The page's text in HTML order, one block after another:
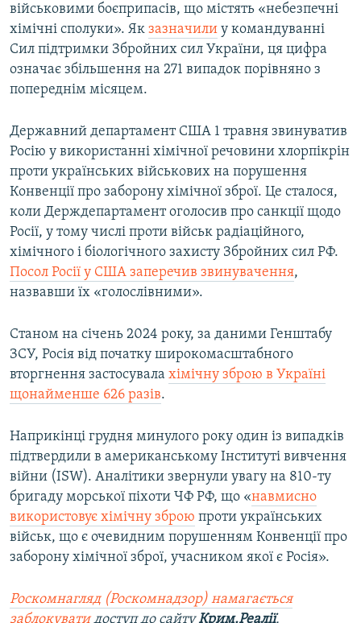
військовими боєприпасів, що містять «небезпечні
хімічні сполуки». Як зазначили у командуванні
Сил підтримки Збройних сил України, ця цифра
означає збільшення на 271 випадок порівняно з
попереднім місяцем.
Державний департамент США 1 травня звинуватив
Росію у використанні хімічної речовини хлорпікрін
проти українських військових на порушення
Конвенції про заборону хімічної зброї. Це сталося,
коли Держдепартамент оголосив про санкції щодо
Росії, у тому числі проти військ радіаційного,
хімічного і біологічного захисту Збройних сил РФ.
Посол Росії у США заперечив звинувачення,
назвавши їх «голослівними».
Станом на січень 2024 року, за даними Генштабу
ЗСУ, Росія від початку широкомасштабного
вторгнення застосувала хімічну зброю в Україні
щонайменше 626 разів.
Наприкінці грудня минулого року один із випадків
підтвердили в американському Інституті вивчення
війни (ISW). Аналітики звернули увагу на 810-ту
бригаду морської піхоти ЧФ РФ, що «навмисно
використовує хімічну зброю проти українських
військ, що є очевидним порушенням Конвенції про
заборону хімічної зброї, учасником якої є Росія».
Роскомнагляд (Роскомнадзор) намагається
заблокуватидоступ до сайтуКрим.Реалії.